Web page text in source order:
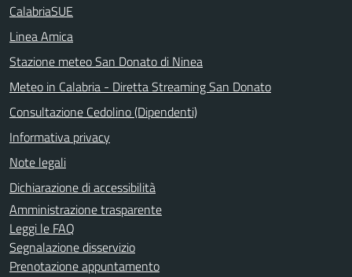
CalabriaSUE
Linea Amica
Stazione meteo San Donato di Ninea
Meteo in Calabria - Diretta Streaming San Donato
Consultazione Cedolino (Dipendenti)
Informativa privacy
Note legali
Dichiarazione di accessibilità
Amministrazione trasparente
Leggi le FAQ
Segnalazione disservizio
Prenotazione appuntamento